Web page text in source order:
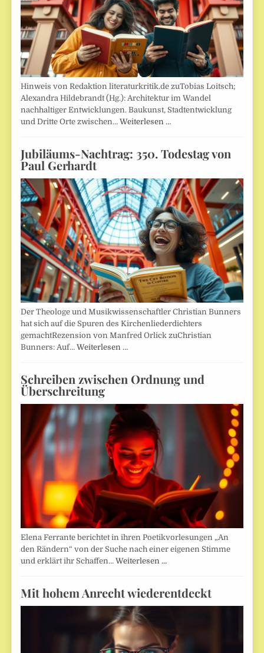
Hinweis von Redaktion literaturkritik.de zuTobias Loitsch;
Alexandra Hildebrandt (Hg.): Architektur im Wandel
nachhaltiger Entwicklungen. Baukunst, Stadtentwicklung
und Dritte Orte zwischen…Weiterlesen …
Jubiläums-Nachtrag: 350. Todestag von
Paul Gerhardt
Der Theologe und Musikwissenschaftler Christian Bunners
hat sich auf die Spuren des Kirchenliederdichters
gemachtRezension von Manfred Orlick zuChristian
Bunners: Auf…Weiterlesen …
Schreiben zwischen Ordnung und
Überschreitung
Elena Ferrante berichtet in ihren Poetikvorlesungen „An
den Rändern“ von der Suche nach einer eigenen Stimme
und erklärt ihr Schaffen…Weiterlesen …
Mit hohem Anrecht wiederentdeckt